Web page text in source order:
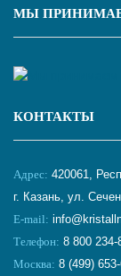
МЫ
КОНТАКТЫ
Адрес: 420061,
г. Казань, ул.
E-mail:
Телефон: 8 800 234-
Москва: 8 (499)